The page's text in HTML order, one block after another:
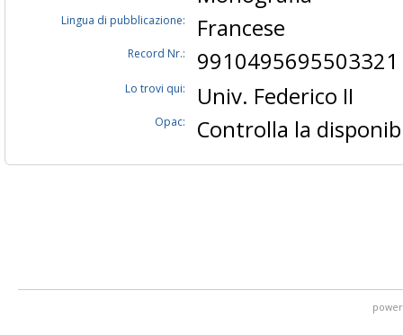
Lingua di pubblicazione: Francese
Record Nr.: 9910495695503321
Lo trovi qui: Univ. Federico II
Opac: Controlla la